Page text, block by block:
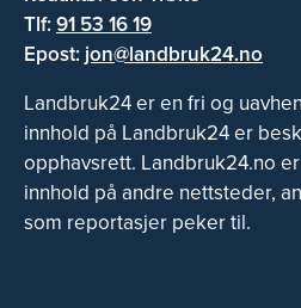
Tlf:91 53 16 19
Epost: jon@landbruk24.no
Landbruk24 er en fri og
innhold på Landbruk24 er
opphavsrett. Landbruk24.no
innhold på andre nettsteder,
som reportasjer peker til.